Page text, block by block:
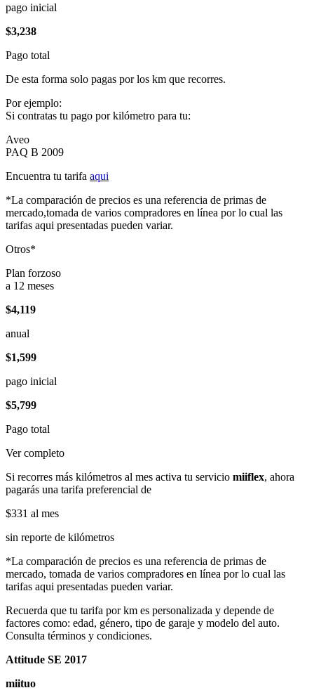
pago inicial
$3,238
Pago total
De esta forma solo pagas por los km que recorres.
Por ejemplo:
Si contratas tu pago por kilómetro para tu:
Aveo
PAQ B 2009
Encuentra tu tarifa aqui
*La comparación de precios es una referencia de primas de
mercado,tomada de varios compradores en línea por lo cual las
tarifas aqui presentadas pueden variar.
Otros*
Plan forzoso
a 12 meses
$4,119
anual
$1,599
pago inicial
$5,799
Pago total
Ver completo
Si recorres más kilómetros al mes activa tu servicio miiflex, ahora
pagarás una tarifa preferencial de
$331 al mes
sin reporte de kilómetros
*La comparación de precios es una referencia de primas de
mercado, tomada de varios compradores en línea por lo cual las
tarifas aqui presentadas pueden variar.
Recuerda que tu tarifa por km es personalizada y depende de
factores como: edad, género, tipo de garaje y modelo del auto.
Consulta términos y condiciones.
Attitude SE 2017
miituo